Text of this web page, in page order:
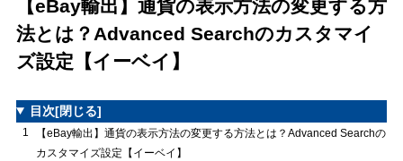
【eBay輸出】通貨の表示方法の変更する方
法とは？Advanced Searchのカスタマイ
ズ設定【イーベイ】
目次[閉じる]
1
【eBay輸出】通貨の表示方法の変更する方法とは？Advanced Searchの
カスタマイズ設定【イーベイ】